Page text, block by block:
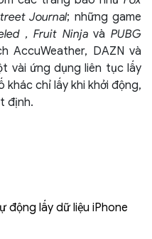
Journal; những game
, Fruit NinjavàPUBG
AccuWeather, DAZN và
vài ứng dụng liên tục lấy
chỉ lấy khi khởi động,
định.
động lấy dữ liệu iPhone